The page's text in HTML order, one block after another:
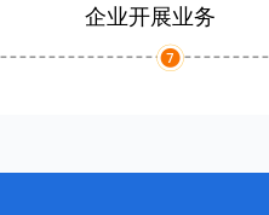
企业开展业务